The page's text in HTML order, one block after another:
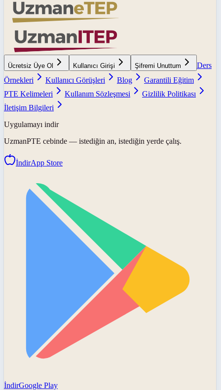
Ücretsiz Üye Ol Kullanıcı Girişi Şifremi Unuttum
Ders
Örnekleri
Kullanıcı Görüşleri Blog
Garantili Eğitim
PTE Kelimeleri
Kullanım Sözleşmesi
Gizlilik Politikası
İletişim Bilgileri
Uygulamayı indir
UzmanPTE cebinde — istediğin an, istediğin yerde çalış.
İndirApp Store
İndirGoogle Play